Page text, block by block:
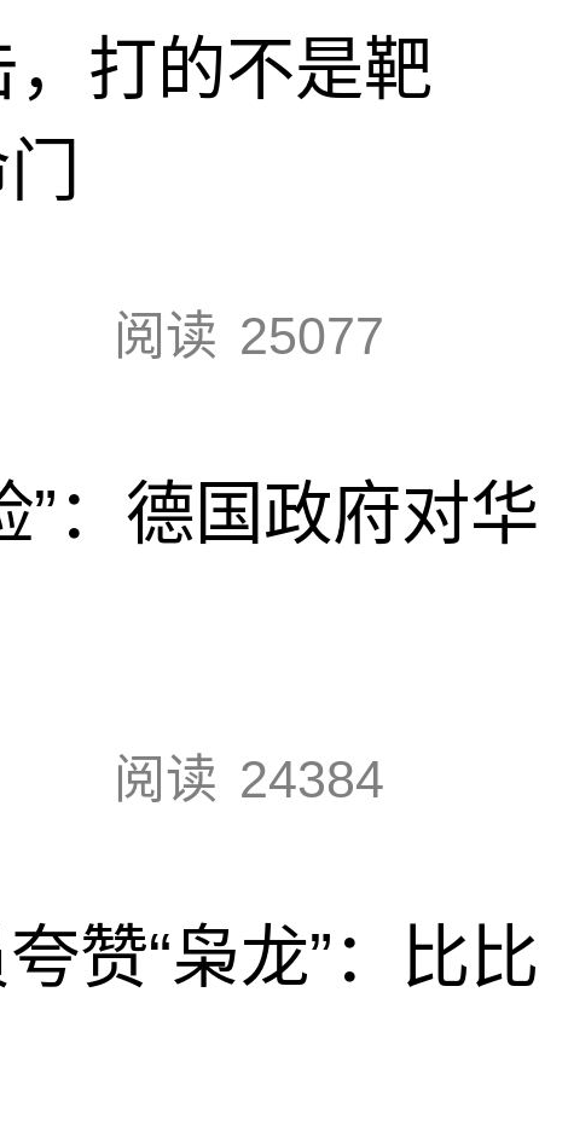
打的不是靶
阅读 25077
”：德国政府对华
阅读 24384
赞“枭龙”：比比